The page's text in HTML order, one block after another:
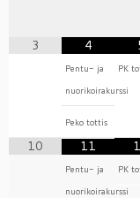
3 4
Pentu- ja
nuorikoirakurssi
Peko tottis
PK
10 11
Pentu- ja
nuorikoirakurssi
PK